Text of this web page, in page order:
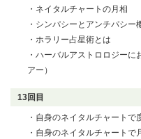
・ネイタルチャートの月相
・シンパシーとアンチパシー
・ホラリー占星術とは
・ハーバルアストロロジーに
アー）
13回目
・自身のネイタルチャートで
・自身のネイタルチャートで